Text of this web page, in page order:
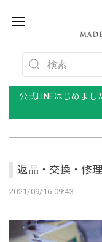
公式LINEはじめま
返品・交換・修
2021/09/16 09:43